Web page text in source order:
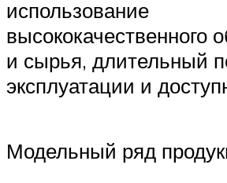
использование
высококачественного
и сырья, длительный
эксплуатации и
Модельный ряд